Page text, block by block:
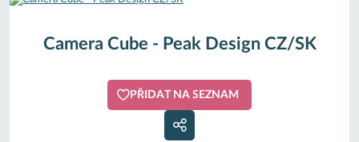
Camera Cube - Peak Design CZ/SK
PŘIDAT NA SEZNAM